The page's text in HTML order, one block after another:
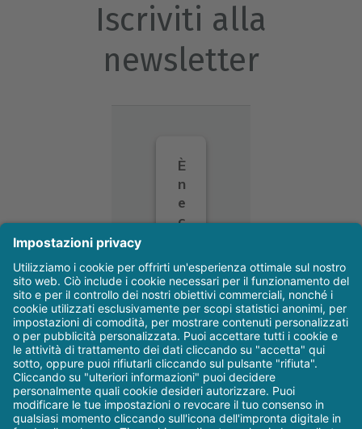
Iscriviti alla
newsletter
È
n
e
c
s
a
ri
o
il
s
u
o